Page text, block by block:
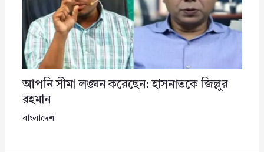
আপনি সীমা লঙ্ঘন করেছেন: হাসনাতকে জিল্লুর
রহমান
বাংলাদেশ